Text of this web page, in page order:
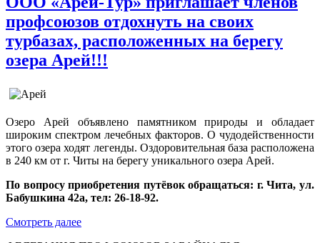
профсоюзов отдохнуть на своих
турбазах, расположенных на берегу
озера Арей!!!
Озеро Арей объявлено памятником природы и обладает
широким спектром лечебных факторов. О чудодейственности
этого озера ходят легенды. Оздоровительная база расположена
в 240 км от г. Читы на берегу уникального озера Арей.
По вопросу приобретения путёвок обращаться: г. Чита, ул.
Бабушкина 42а, тел: 26-18-92.
Смотреть далее